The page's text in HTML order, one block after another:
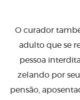
O curador
adulto que se
pessoa
zelando por
pensão,